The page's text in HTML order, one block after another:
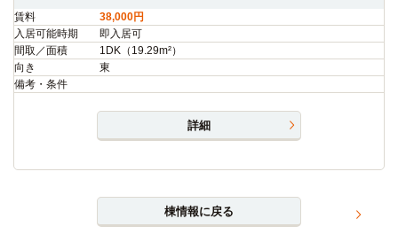
賃料
38,000円
入居可能時期
即入居可
間取／面積
1DK（19.29m²）
向き
東
備考・条件
詳細
棟情報に戻る